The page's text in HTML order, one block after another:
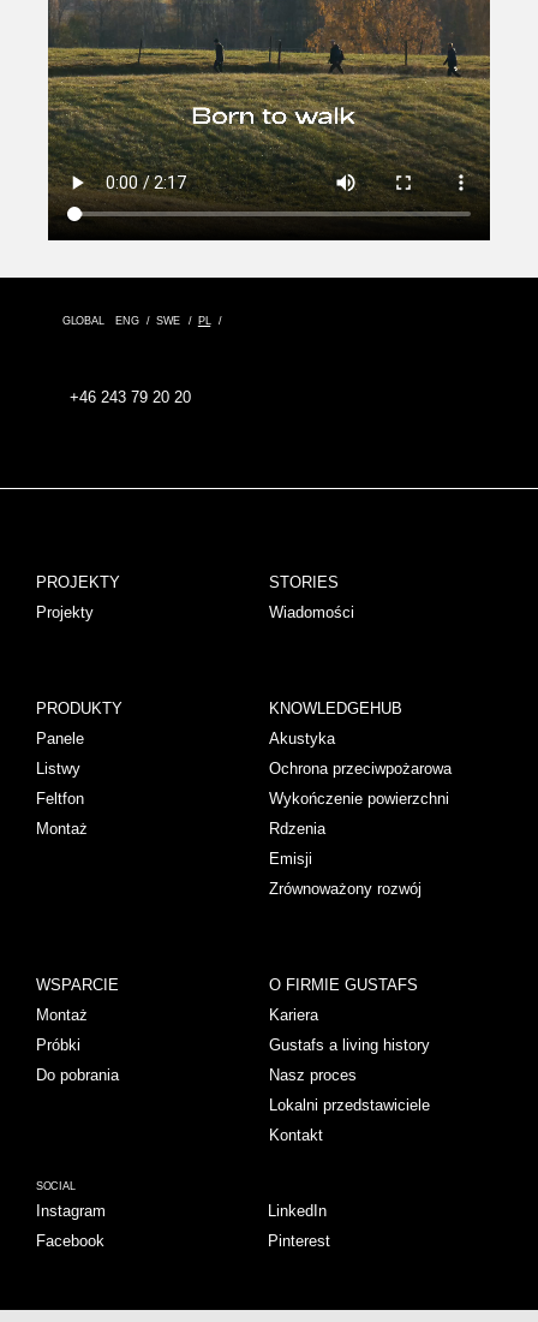
GLOBAL ENG SWE PL
+46 243 79 20 20
PROJEKTY
Projekty
STORIES
Wiadomości
PRODUKTY
Panele
Listwy
Feltfon
Montaż
KNOWLEDGEHUB
Akustyka
Ochrona przeciwpożarowa
Wykończenie powierzchni
Rdzenia
Emisji
Zrównoważony rozwój
WSPARCIE
Montaż
Próbki
Do pobrania
O FIRMIE GUSTAFS
Kariera
Gustafs a living history
Nasz proces
Lokalni przedstawiciele
Kontakt
SOCIAL
Instagram
Facebook
LinkedIn
Pinterest